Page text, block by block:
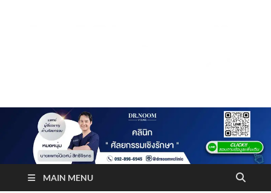
Truststoreonline
MAIN MENU